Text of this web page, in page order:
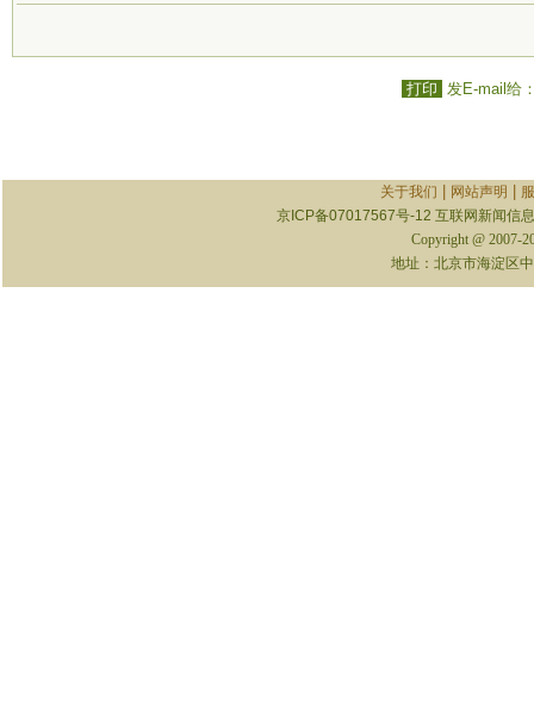
打印 发E-mail给
关于我们 网站声明
京ICP备07017567号-12 互联网新闻信
Copyright @ 2007-
地址：北京市海淀区